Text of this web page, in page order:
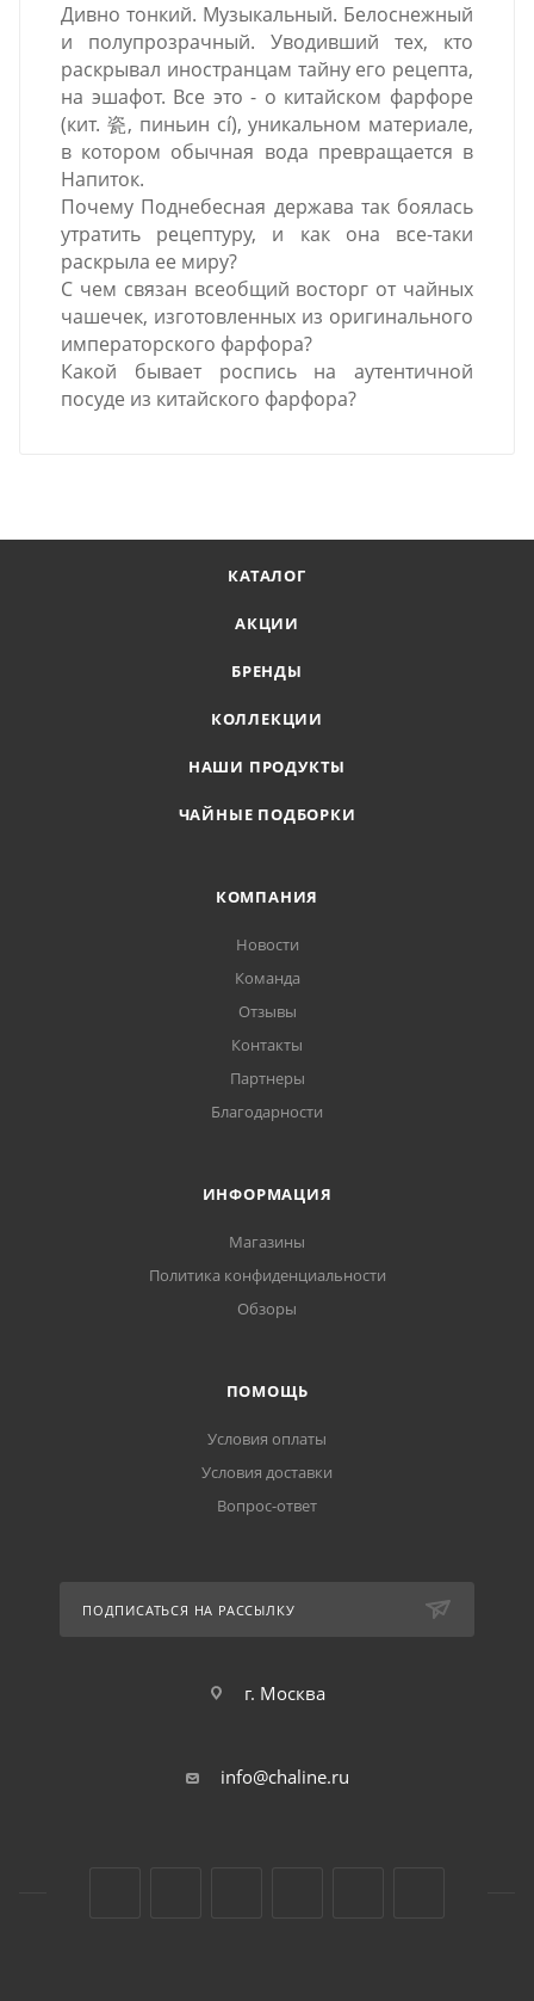
Дивно тонкий. Музыкальный. Белоснежный
и полупрозрачный. Уводивший тех, кто
раскрывал иностранцам тайну его рецепта,
на эшафот. Все это - о китайском фарфоре
(кит. 瓷, пиньин cí), уникальном материале,
в котором обычная вода превращается в
Напиток.
Почему Поднебесная держава так боялась
утратить рецептуру, и как она все-таки
раскрыла ее миру?
С чем связан всеобщий восторг от чайных
чашечек, изготовленных из оригинального
императорского фарфора?
Какой бывает роспись на аутентичной
посуде из китайского фарфора?
КАТАЛОГ
АКЦИИ
БРЕНДЫ
КОЛЛЕКЦИИ
НАШИ ПРОДУКТЫ
ЧАЙНЫЕ ПОДБОРКИ
КОМПАНИЯ
Новости
Команда
Отзывы
Контакты
Партнеры
Благодарности
ИНФОРМАЦИЯ
Магазины
Политика конфиденциальности
Обзоры
ПОМОЩЬ
Условия оплаты
Условия доставки
Вопрос-ответ
ПОДПИСАТЬСЯ НА РАССЫЛКУ
г. Москва
info@chaline.ru